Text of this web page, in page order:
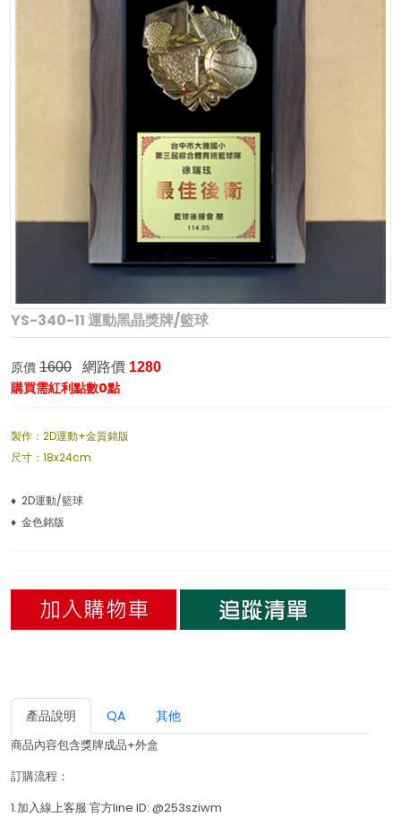
YS-340-11 運動黑晶獎牌/籃球
原價 1600 網路價 1280
購買需紅利點數0點
製作：2D運動+金質銘版
尺寸：18x24cm
♦ 2D運動/籃球
♦ 金色銘版
產品說明 QA 其他
商品內容包含獎牌成品+外盒
訂購流程：
1.加入線上客服 官方line ID: @253sziwm